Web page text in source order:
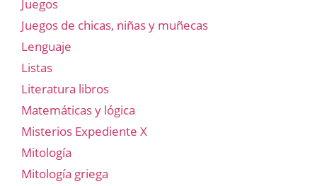
Juegos
Juegos de chicas, niñas y muñecas
Lenguaje
Listas
Literatura libros
Matemáticas y lógica
Misterios Expediente X
Mitología
Mitología griega